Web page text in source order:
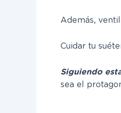
Además,
Cuidar tu
Siguiendo
sea el